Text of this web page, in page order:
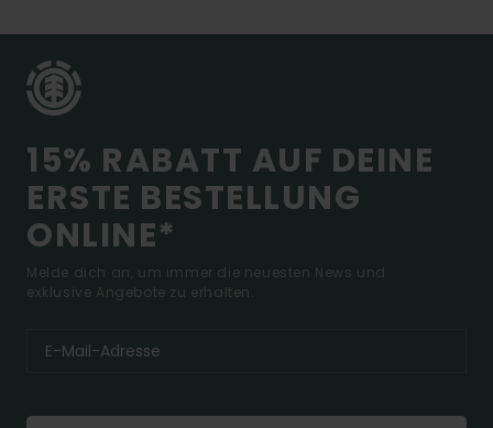
15% RABATT AUF DEINE
ERSTE BESTELLUNG
ONLINE*
Melde dich an, um immer die neuesten News und
exklusive Angebote zu erhalten.